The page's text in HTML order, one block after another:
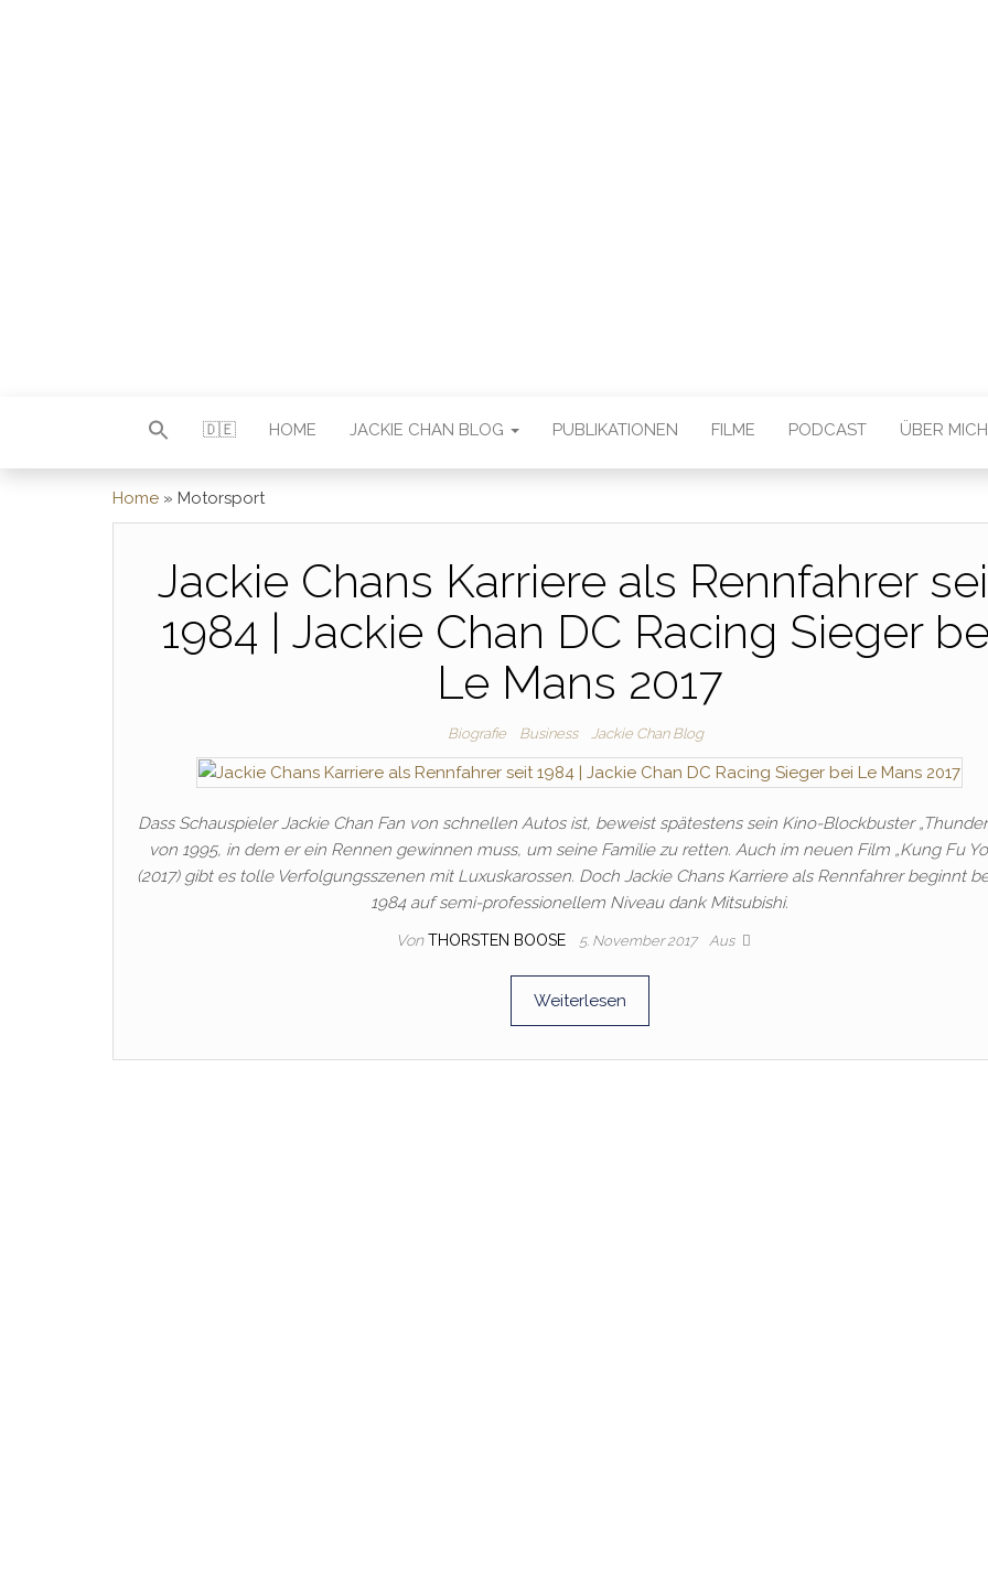
🇩🇪 HOME JACKIE CHAN BLOG PUBLIKATIONEN FILME PODCAST ÜBER MICH
Home » Motorsport
Jackie Chans Karriere als Rennfahrer
1984 | Jackie Chan DC Racing Sieger
Le Mans 2017
Biografie Business Jackie Chan Blog
Dass Schauspieler Jackie Chan Fan von schnellen Autos ist, beweist spätestens sein Kino-Blockbuster
von 1995, in dem er ein Rennen gewinnen muss, um seine Familie zu retten. Auch im neuen Film „Kung Fu
(2017) gibt es tolle Verfolgungsszenen mit Luxuskarossen. Doch Jackie Chans Karriere als Rennfahrer beginnt
1984 auf semi-professionellem Niveau dank Mitsubishi.
Von THORSTEN BOOSE 5. November 2017 Aus
Weiterlesen